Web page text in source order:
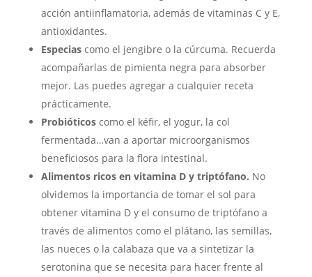
acción antiinflamatoria, además de vitaminas C y E,
antioxidantes.
Especiascomo el jengibre o la cúrcuma. Recuerda
acompañarlas de pimienta negra para absorber
mejor. Las puedes agregar a cualquier receta
prácticamente.
Probióticoscomo el kéfir, el yogur, la col
fermentada…van a aportar microorganismos
beneficiosos para la flora intestinal.
Alimentos ricos en vitamina D y triptófano. No
olvidemos la importancia de tomar el sol para
obtener vitamina D y el consumo de triptófano a
través de alimentos como el plátano, las semillas,
las nueces o la calabaza que va a sintetizar la
serotonina que se necesita para hacer frente al